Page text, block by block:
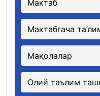
Мактаб
Мактабгача
Мақолалар
Олий таълим